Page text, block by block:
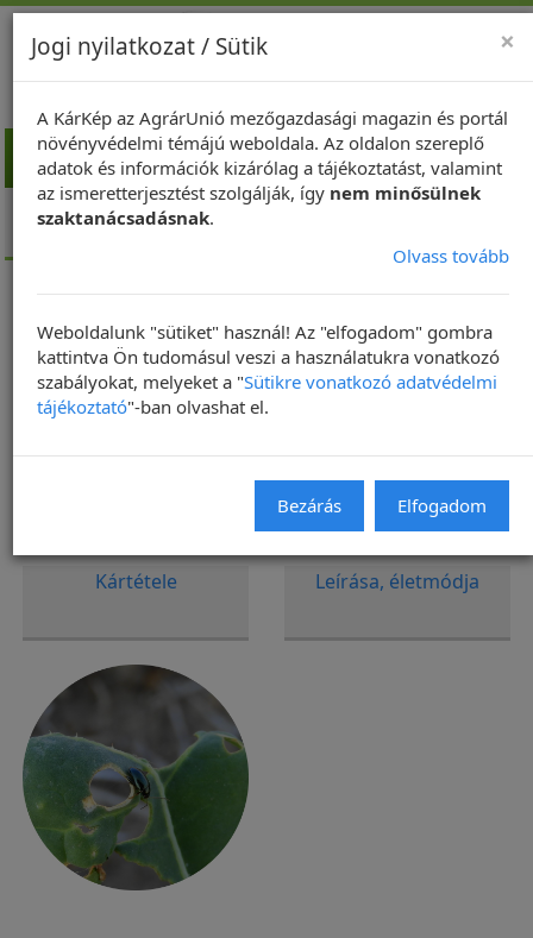
Kezdőlap
Repce
A repce rovarkártevői
Kártétele Leírása, életmódja
×
Jogi nyilatkozat / Sütik
A KárKép az AgrárUnió mezőgazdasági magazin és portál
növényvédelmi témájú weboldala. Az oldalon szereplő
adatok és információk kizárólag a tájékoztatást, valamint
az ismeretterjesztést szolgálják, így nem minősülnek
szaktanácsadásnak.
Olvass tovább
Weboldalunk "sütiket" használ! Az "elfogadom" gombra
kattintva Ön tudomásul veszi a használatukra vonatkozó
szabályokat, melyeket a "Sütikre vonatkozó adatvédelmi
tájékoztató"-ban olvashat el.
Bezárás Elfogadom